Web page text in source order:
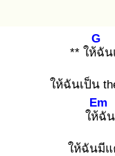
** ให้ฉั
G
ให้ฉันเป็น
ให้ฉั
Em
ให้ฉันมีแ